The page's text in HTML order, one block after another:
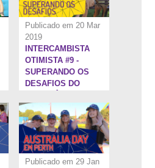
Publicado em 20 Mar
2019
INTERCAMBISTA
OTIMISTA #9 -
SUPERANDO OS
DESAFIOS DO
Publicado em 29 Jan